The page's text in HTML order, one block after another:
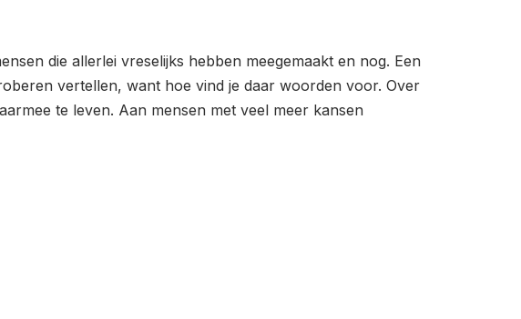
die allerlei vreselijks hebben meegemaakt en nog. Een
vertellen, want hoe vind je daar woorden voor. Over
te leven. Aan mensen met veel meer kansen